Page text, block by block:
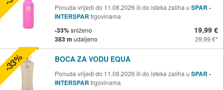
Ponuda vrijedi do 11.08.2026 ili do isteka zaliha u SPAR -
INTERSPAR trgovinama
-33%sniženo
383 m udaljeno
19,99 €
29,99 €
BOCA ZA VODU EQUA
Ponuda vrijedi do 11.08.2026 ili do isteka zaliha u SPAR -
INTERSPAR trgovinama
-33%